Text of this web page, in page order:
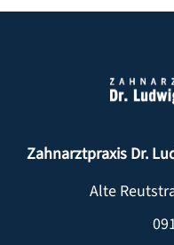
Zahnarztpraxis Dr.
Alte